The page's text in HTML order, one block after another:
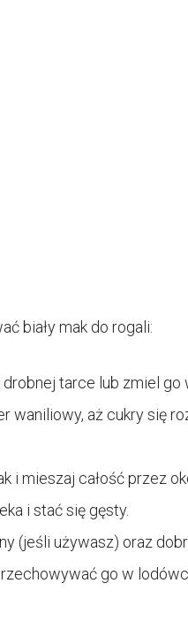
biały mak do rogali:
tarce lub zmiel go
waniliowy, aż cukry się
mieszaj całość przez
i stać się gęsty.
(jeśli używasz) oraz
go w